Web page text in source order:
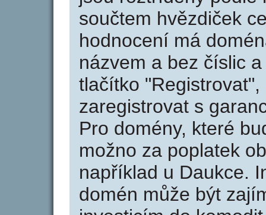
součtem hvězdiček
hodnocení má
názvem a bez číslic
tlačítko
zaregistrovat s
Pro domény, které
možno za poplatek
například u Daukce.
domén může být